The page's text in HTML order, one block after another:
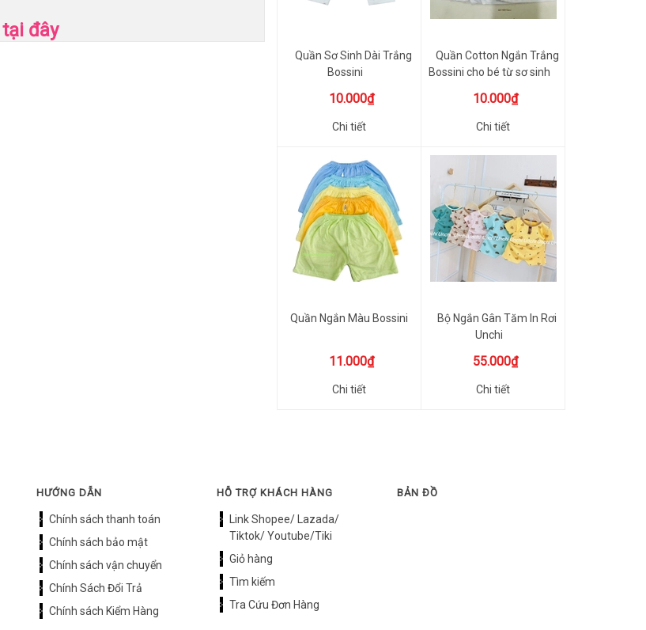
tại đây
Quần Sơ Sinh Dài Trắng
Bossini
10.000₫
Chi tiết
Quần Cotton Ngắn Trắng
Bossini cho bé từ sơ sinh
10.000₫
Chi tiết
Quần Ngắn Màu Bossini
11.000₫
Chi tiết
Bộ Ngắn Gân Tăm In Rơi
Unchi
55.000₫
Chi tiết
HƯỚNG DẪN
Chính sách thanh toán
Chính sách bảo mật
Chính sách vận chuyển
Chính Sách Đổi Trả
Chính sách Kiểm Hàng
HỖ TRỢ KHÁCH HÀNG
Link Shopee/ Lazada/
Tiktok/ Youtube/Tiki
Giỏ hàng
Tìm kiếm
Tra Cứu Đơn Hàng
BẢN ĐỒ